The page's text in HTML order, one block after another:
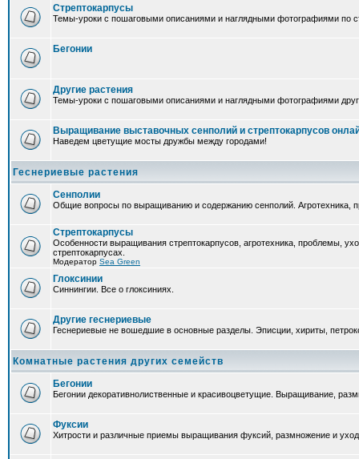
Стрептокарпусы
Темы-уроки с пошаговыми описаниями и наглядными фотографиями по
Бегонии
Другие растения
Темы-уроки с пошаговыми описаниями и наглядными фотографиями
Выращивание выставочных сенполий и стрептокарпусов
Наведем цветущие мосты дружбы между городами!
Геснериевые растения
Сенполии
Общие вопросы по выращиванию и содержанию сенполий. Агротехника,
Стрептокарпусы
Особенности выращивания стрептокарпусов, агротехника, проблемы,
стрептокарпусах.
Модератор Sea Green
Глоксинии
Синнингии. Все о глоксиниях.
Другие геснериевые
Геснериевые не вошедшие в основные разделы. Эписции, хириты,
Комнатные растения других семейств
Бегонии
Бегонии декоративнолиственные и красивоцветущие. Выращивание,
Фуксии
Хитрости и различные приемы выращивания фуксий, размножение и